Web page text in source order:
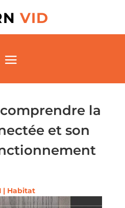
VID
la
et son
| Habitat